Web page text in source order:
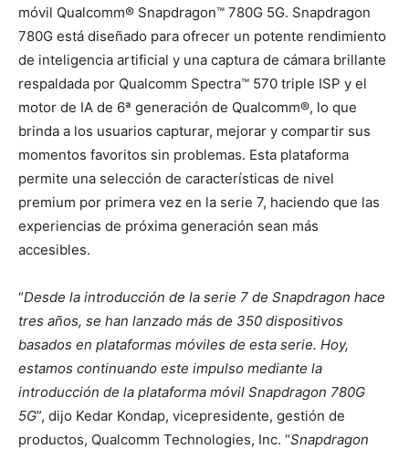
móvil Qualcomm® Snapdragon™ 780G 5G. Snapdragon
780G está diseñado para ofrecer un potente rendimiento
de inteligencia artificial y una captura de cámara brillante
respaldada por Qualcomm Spectra™ 570 triple ISP y el
motor de IA de 6ª generación de Qualcomm®, lo que
brinda a los usuarios capturar, mejorar y compartir sus
momentos favoritos sin problemas. Esta plataforma
permite una selección de características de nivel
premium por primera vez en la serie 7, haciendo que las
experiencias de próxima generación sean más
accesibles.
“Desde la introducción de la serie 7 de Snapdragon hace
tres años, se han lanzado más de 350 dispositivos
basados en plataformas móviles de esta serie. Hoy,
estamos continuando este impulso mediante la
introducción de la plataforma móvil Snapdragon 780G
5G”, dijo Kedar Kondap, vicepresidente, gestión de
productos, Qualcomm Technologies, Inc. “Snapdragon